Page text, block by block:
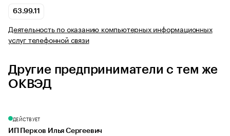
63.99.11
Деятельность по оказанию компьютерных информационных
услуг телефонной связи
Другие предприниматели с тем же
ОКВЭД
ДЕЙСТВУЕТ
ИП Перков Илья Сергеевич